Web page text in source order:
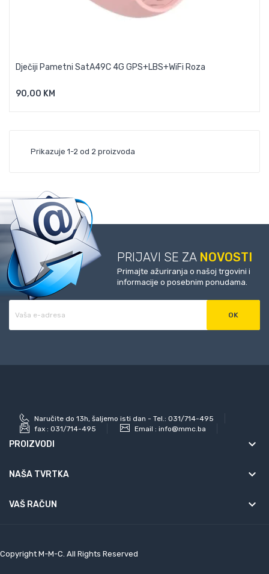
Dječiji Pametni SatA49C 4G GPS+LBS+WiFi Roza
90,00 KMDodaj U Košaricu
Prikazuje 1-2 od 2 proizvoda
PRIJAVI SE ZA NOVOSTI
Primajte ažuriranja o našoj trgovini i
informacije o posebnim ponudama.
Naručite do 13h, šaljemo isti dan - Tel.: 031/714-495
fax : 031/714-495 Email : info@mmc.ba
PROIZVODI keyboard_arrow_down
NAŠA TVRTKA keyboard_arrow_down
VAŠ RAČUN 
Copyright M-M-C. All Rights Reserved